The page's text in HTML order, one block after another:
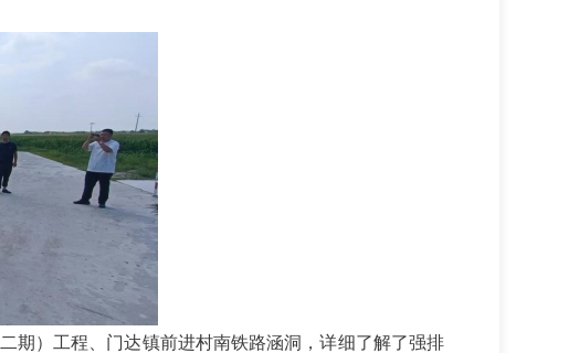
期）工程、门达镇前进村南铁路涵洞，详细了解了强排